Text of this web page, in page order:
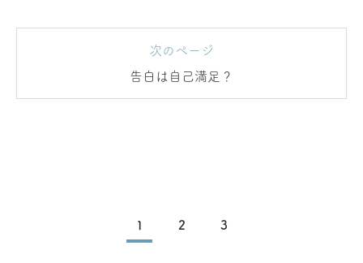
次のページ
告白は自己満足？
1 2 3